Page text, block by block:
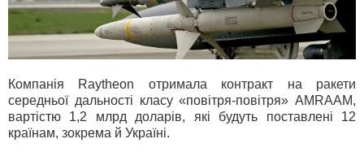
Компанія Raytheon отримала контракт на ракети
середньої дальності класу «повітря-повітря» AMRAAM,
вартістю 1,2 млрд доларів, які будуть поставлені 12
країнам, зокрема й Україні.